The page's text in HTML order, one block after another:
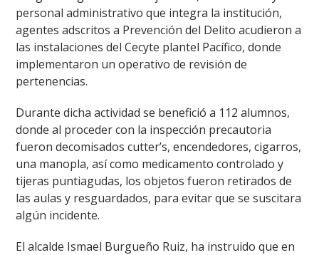
personal administrativo que integra la institución,
agentes adscritos a Prevención del Delito acudieron a
las instalaciones del Cecyte plantel Pacífico, donde
implementaron un operativo de revisión de
pertenencias.
Durante dicha actividad se benefició a 112 alumnos,
donde al proceder con la inspección precautoria
fueron decomisados cutter’s, encendedores, cigarros,
una manopla, así como medicamento controlado y
tijeras puntiagudas, los objetos fueron retirados de
las aulas y resguardados, para evitar que se suscitara
algún incidente.
El alcalde Ismael Burgueño Ruiz, ha instruido que en